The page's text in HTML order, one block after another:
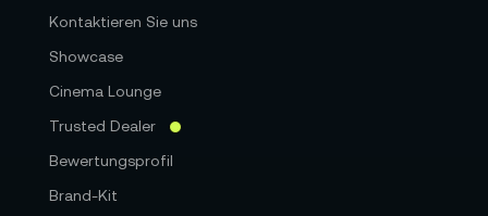
Kontaktieren Sie uns
Showcase
Cinema Lounge
Trusted Dealer
Bewertungsprofil
Brand-Kit